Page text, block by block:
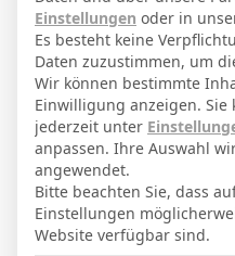
Kapazität 14500
Spielbelag grass
Facebook
PREVIOUS ARTICLE
Einstellungen oder in
Es besteht keine
Daten zuzustimmen, um
Wir können bestimmte
Einwilligung anzeigen. Sie
jederzeit unter
anpassen. Ihre Auswahl
angewendet.
Bitte beachten Sie, dass
Einstellungen
Website verfügbar sind.